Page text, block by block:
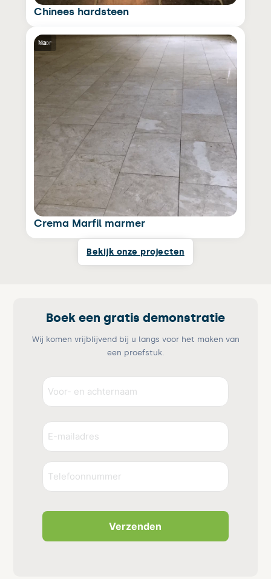
Chinees hardsteen
Voor
Na
Crema Marfil marmer
Bekijk onze projecten
Boek een gratis demonstratie
Wij komen vrijblijvend bij u langs voor het maken van
een proefstuk.
Voor-
en
(Vereist)
E-
mailadres
(Vereist)
Telefoonnummer
CAPTCHA